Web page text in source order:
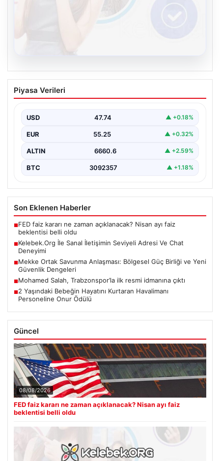
Kelebek.Org İle Sanal İletişimin Seviyeli
Adresi Ve Chat Deneyimi
iletişim kurması büyük bir önem barındırmaktadır.
Günümüzde birçok…
Piyasa Verileri
USD 47.74 ▲ +0.18%
EUR 55.25 ▲ +0.32%
ALTIN 6660.6 ▲ +2.59%
BTC 3092357 ▲ +1.18%
Son Eklenen Haberler
■FED faiz kararı ne zaman açıklanacak? Nisan ayı faiz
beklentisi belli oldu
■Kelebek.Org İle Sanal İletişimin Seviyeli Adresi Ve Chat
Deneyimi
■Mekke Ortak Savunma Anlaşması: Bölgesel Güç Birliği ve Yeni
Güvenlik Dengeleri
■Mohamed Salah, Trabzonspor’la ilk resmi idmanına çıktı
■2 Yaşındaki Bebeğin Hayatını Kurtaran Havalimanı
Personeline Onur Ödülü
Güncel
08/08/2026
FED faiz kararı ne zaman açıklanacak? Nisan ayı faiz
beklentisi belli oldu